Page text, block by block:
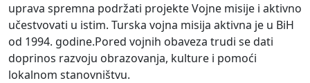
uprava spremna podržati projekte Vojne misije i aktivno
učestvovati u istim. Turska vojna misija aktivna je u BiH
od 1994. godine.Pored vojnih obaveza trudi se dati
doprinos razvoju obrazovanja, kulture i pomoći
lokalnom stanovništvu.